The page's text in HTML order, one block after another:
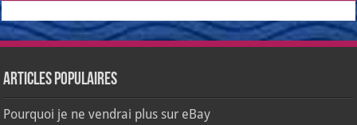
Articles populaires
Pourquoi je ne vendrai plus sur eBay